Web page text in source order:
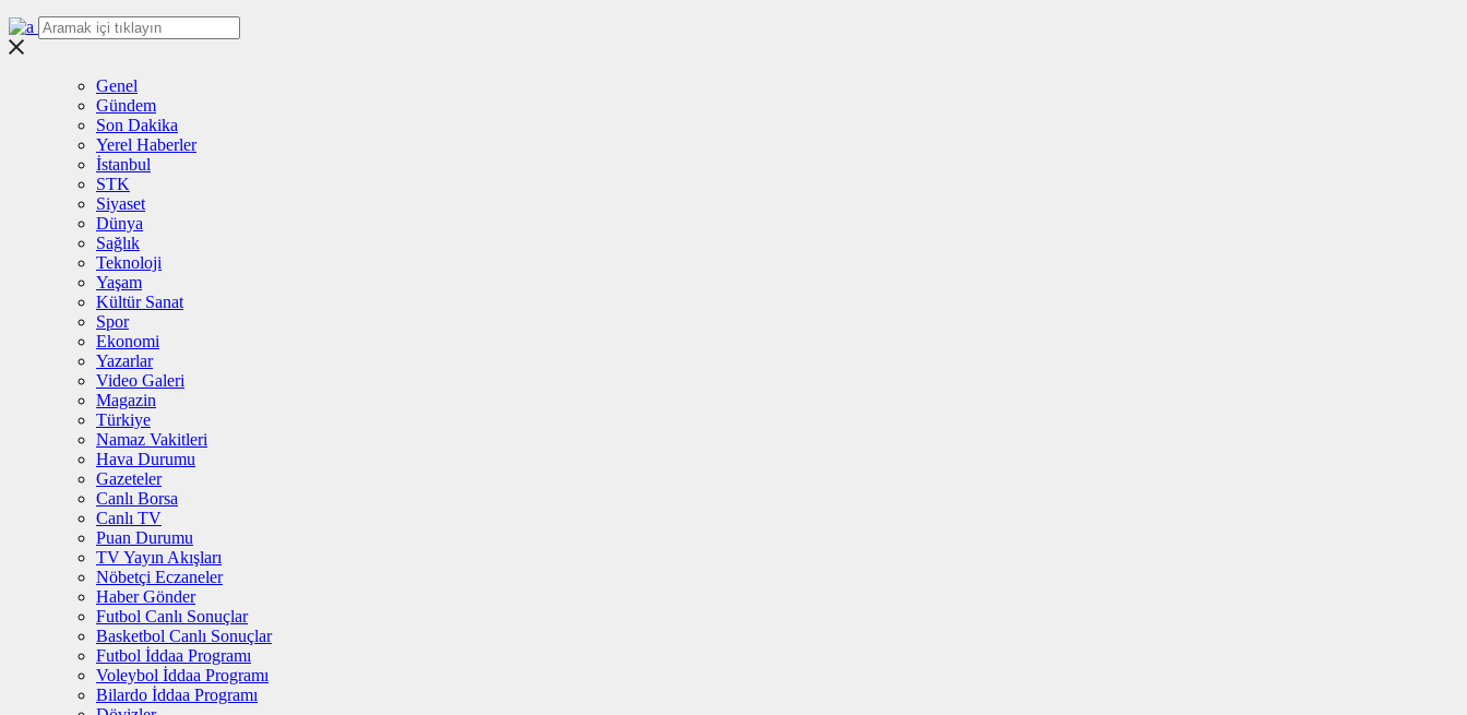
Genel
Gündem
Son Dakika
Yerel Haberler
İstanbul
STK
Siyaset
Dünya
Sağlık
Teknoloji
Yaşam
Kültür Sanat
Spor
Ekonomi
Yazarlar
Video Galeri
Magazin
Türkiye
Namaz Vakitleri
Hava Durumu
Gazeteler
Canlı Borsa
Canlı TV
Puan Durumu
TV Yayın Akışları
Nöbetçi Eczaneler
Haber Gönder
Futbol Canlı Sonuçlar
Basketbol Canlı Sonuçlar
Futbol İddaa Programı
Voleybol İddaa Programı
Bilardo İddaa Programı